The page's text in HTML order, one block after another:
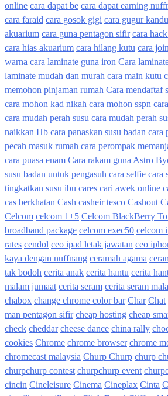
online cara dapat be cara dapat earning
cara faraid cara gosok gigi cara gugur
akuarium cara guna pentagon sifir cara
cara hias akuarium cara hilang kutu cara
warna cara laminate guna iron Cara
laminate mudah dan murah cara main kutu
memohon pinjaman rumah Cara mendaftaf
cara mohon kad nikah cara mohon sspn
cara mudah perah susu cara mudah perah
naikkan Hb cara panaskan susu badan cara
pecah masuk rumah cara perompak
cara puasa enam Cara rakam guna Astro
susu badan untuk pengasuh cara selfie cara
tingkatkan susu ibu cares cari awek online
cas berkhatan Cash casheir tesco Cashout
Celcom celcom 1+5 Celcom BlackBerry
broadband package celcom exec50 celcom
rates cendol ceo ipad letak jawatan ceo
kaya dengan nuffnang ceramah agama
tak bodoh cerita anak cerita hantu cerita
malam jumaat cerita seram cerita seram
chabox change chrome color bar Char Chat
man pentagon sifir cheap hosting cheap
check cheddar cheese dance china rally
cookies Chrome chrome browser chrome
chromecast malaysia Churp Churp churp
churpchurp contest churpchurp event
cincin Cineleisure Cinema Cineplax Cinta